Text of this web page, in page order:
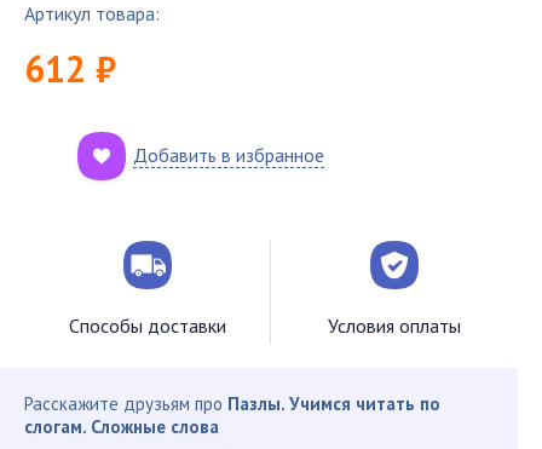
Артикул товара:
612 ₽
Добавить в избранное
Способы доставки Условия оплаты
Расскажите друзьям про Пазлы. Учимся читать по
слогам. Сложные слова